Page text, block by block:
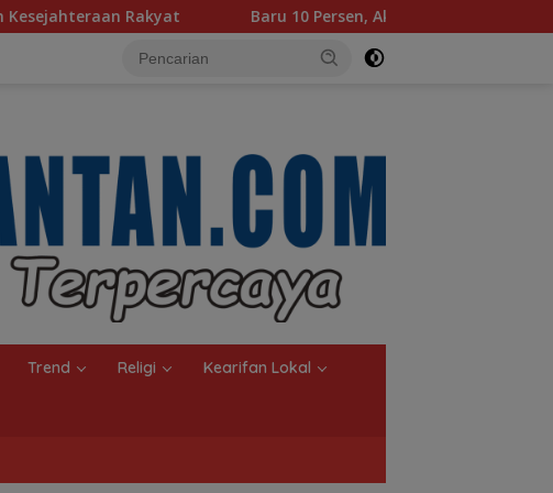
Baru 10 Persen, Aktivasi IKD Banjarmasin Didorong Tuntas 90
Trend Religi Kearifan Lokal